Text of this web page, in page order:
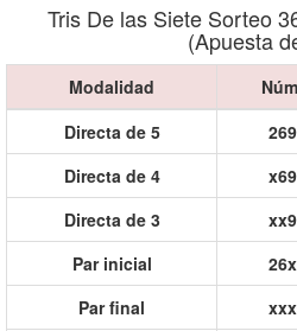
Tris De las Siete Sorteo
(Apuesta
Modalidad
Directa de 5
Directa de 4
Directa de 3
Par inicial
Par final